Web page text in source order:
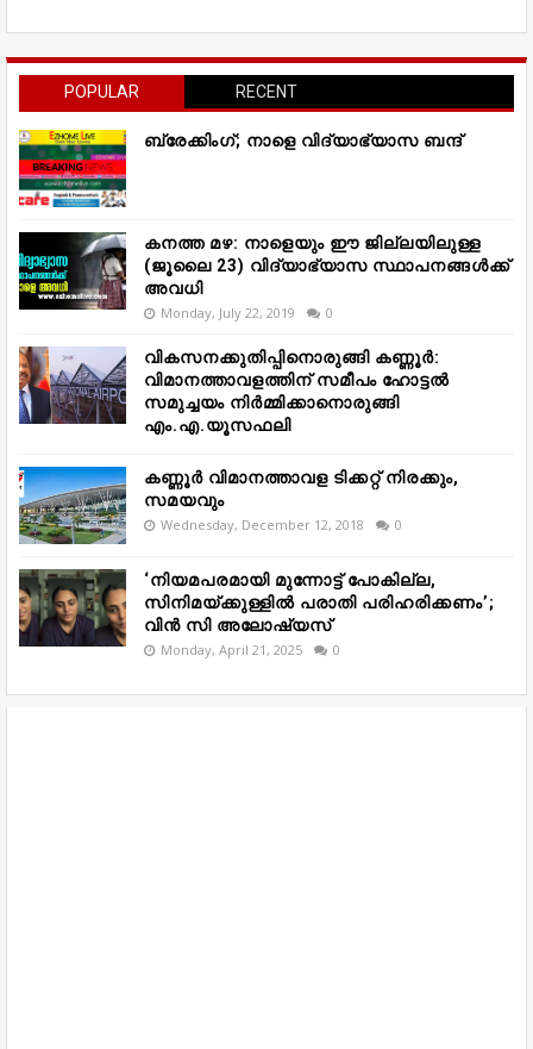
POPULAR RECENT
ബ്രേക്കിംഗ്; നാളെ വിദ്യാഭ്യാസ ബന്ദ്
കനത്ത മഴ: നാളെയും ഈ ജില്ലയിലുള്ള
(ജൂലൈ 23) വിദ്യാഭ്യാസ സ്ഥാപനങ്ങൾക്ക്
അവധി
Monday, July 22, 2019 0
വികസനക്കുതിപ്പിനൊരുങ്ങി കണ്ണൂർ:
വിമാനത്താവളത്തിന് സമീപം ഹോട്ടൽ
സമുച്ചയം നിർമ്മിക്കാനൊരുങ്ങി
എം.എ.യൂസഫലി
കണ്ണൂർ വിമാനത്താവള ടിക്കറ്റ് നിരക്കും,
സമയവും
Wednesday, December 12, 2018 0
‘നിയമപരമായി മുന്നോട്ട് പോകില്ല,
സിനിമയ്ക്കുള്ളിൽ പരാതി പരിഹരിക്കണം’;
വിൻ സി അലോഷ്യസ്
Monday, April 21, 2025 0